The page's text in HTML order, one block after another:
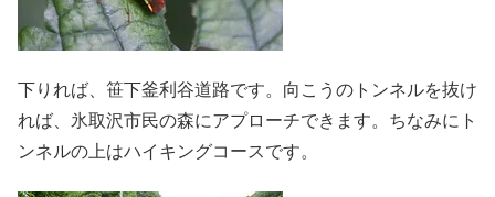
下りれば、笹下釜利谷道路です。向こうのトンネルを抜け
れば、氷取沢市民の森にアプローチできます。ちなみにト
ンネルの上はハイキングコースです。